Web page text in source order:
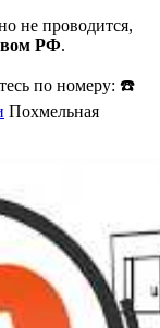
не проводится,
РФ.
по номеру: ☎️
Похмельная